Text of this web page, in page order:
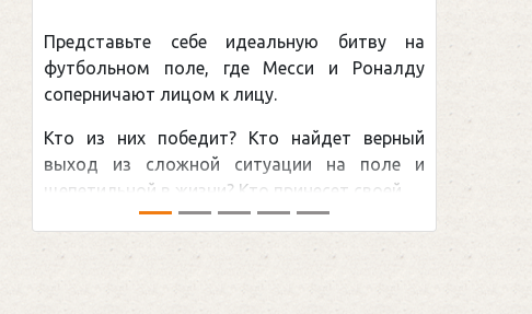
Представьте себе идеальную битву на
футбольном поле, где Месси и Роналду
соперничают лицом к лицу.
Кто из них победит? Кто найдет верный
выход из сложной ситуации на поле и
щепетильной в жизни? Кто принесет своей ...